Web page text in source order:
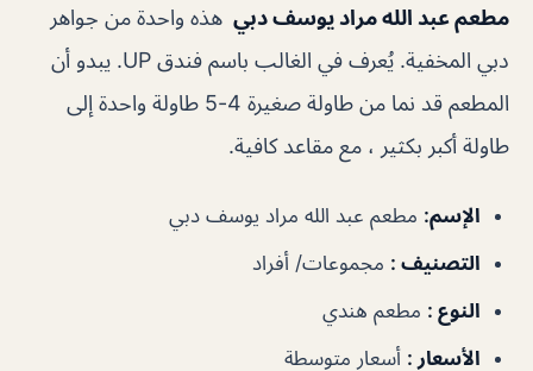
مطعم عبد الله مراد يوسف دبي هذه واحدة من جواهر
دبي المخفية. يُعرف في الغالب باسم فندق UP. يبدو أن
المطعم قد نما من طاولة صغيرة 4-5 طاولة واحدة إلى
طاولة أكبر بكثير ، مع مقاعد كافية.
الإسم: مطعم عبد الله مراد يوسف دبي
التصنيف : مجموعات/ أفراد
النوع : مطعم هندي
الأسعار : أسعار متوسطة